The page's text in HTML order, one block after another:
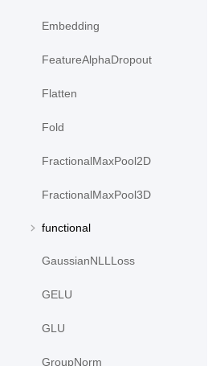
Embedding
FeatureAlphaDropout
Flatten
Fold
FractionalMaxPool2D
FractionalMaxPool3D
functional
GaussianNLLLoss
GELU
GLU
GroupNorm